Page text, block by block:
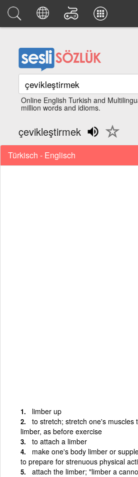
Online English Turkish and
million words and idioms.
çevikleştirmek
Türkisch - Englisch
limber up
to stretch; stretch one's muscles
limber, as before exercise
to attach a limber
make one's body limber or
to prepare for strenuous physical
attach the limber; "limber a